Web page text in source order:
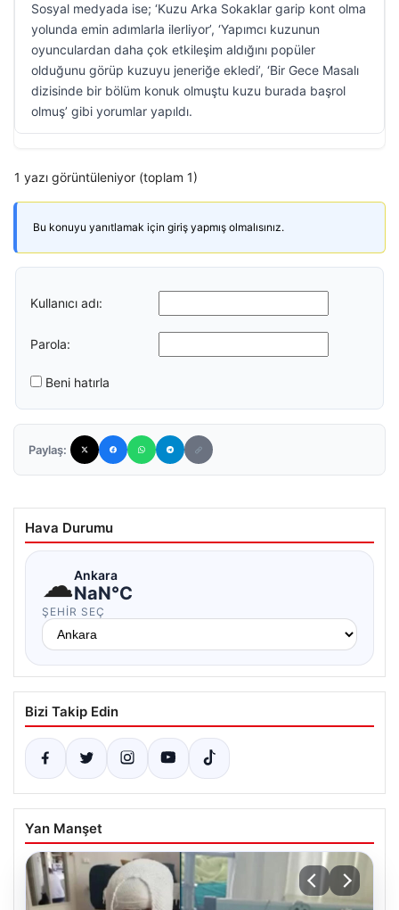
Sosyal medyada ise; ‘Kuzu Arka Sokaklar garip kont olma
yolunda emin adımlarla ilerliyor’, ‘Yapımcı kuzunun
oyunculardan daha çok etkileşim aldığını popüler
olduğunu görüp kuzuyu jeneriğe ekledi’, ‘Bir Gece Masalı
dizisinde bir bölüm konuk olmuştu kuzu burada başrol
olmuş’ gibi yorumlar yapıldı.
1 yazı görüntüleniyor (toplam 1)
Bu konuyu yanıtlamak için giriş yapmış olmalısınız.
Kullanıcı adı:
Parola:
Beni hatırla
Paylaş:
Hava Durumu
☁Ankara
NaN°C
ŞEHIR SEÇ
Bizi Takip Edin
Yan Manşet